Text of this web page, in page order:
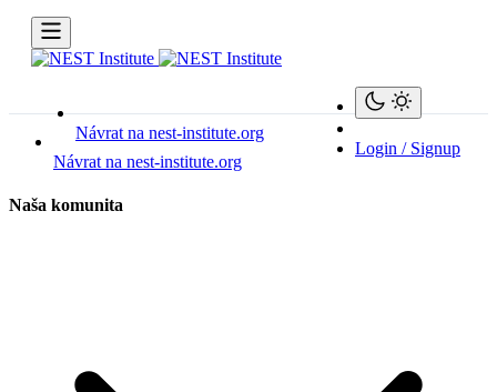
Návrat na nest-institute.org
Login / Signup
Návrat na nest-institute.org
Naša komunita